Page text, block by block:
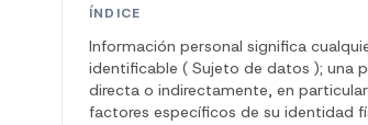
ÍNDICE
Información personal significa
identificable ( Sujeto de datos ); una
directa o indirectamente, en
factores específicos de su identidad